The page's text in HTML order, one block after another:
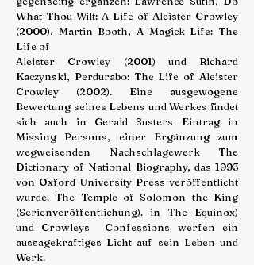
What Thou Wilt: A Life of Aleister Crowley
(2000), Martin Booth, A Magick Life: The
Life of
Aleister Crowley (2001) und Richard
Kaczynski, Perdurabo: The Life of Aleister
Crowley (2002). Eine ausgewogene
Bewertung seines Lebens und Werkes findet
sich auch in Gerald Susters Eintrag in
Missing Persons, einer Ergänzung zum
wegweisenden Nachschlagewerk The
Dictionary of National Biography, das 1993
von Oxford University Press veröffentlicht
wurde. The Temple of Solomon the King
(Serienveröffentlichung). in The Equinox)
und Crowleys Confessions werfen ein
aussagekräftiges Licht auf sein Leben und
Werk.